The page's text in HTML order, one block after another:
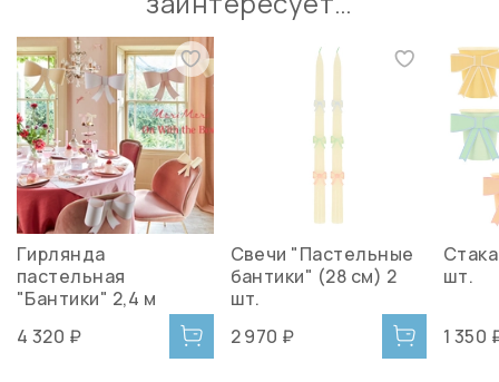
Гирлянда
пастельная
"Бантики" 2,4 м
4 320 ₽
Свечи "Пастельные
бантики" (28 см) 2
шт.
2 970 ₽
шт.
1 350